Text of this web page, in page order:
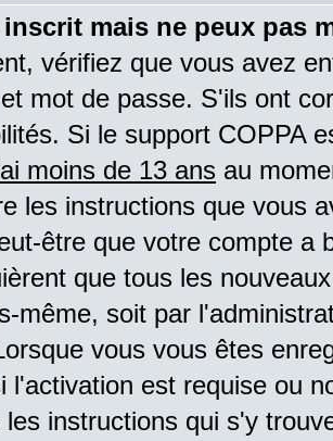
mais ne peux pas
vérifiez que vous avez
mot de passe. S'ils ont
Si le support COPPA
moins de 13 ans au
les instructions que vous
être que votre compte a
que tous les
même, soit par
vous vous êtes
l'activation est requise ou
les instructions qui s'y